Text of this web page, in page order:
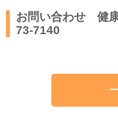
お問い合わせ 健
73-7140